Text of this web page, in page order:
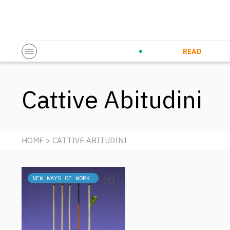
READ
Cattive Abitudini
HOME > CATTIVE ABITUDINI
NEW WAYS OF WORKING